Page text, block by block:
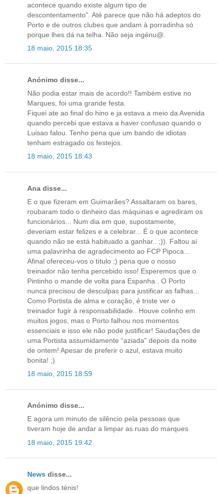
acontece quando existe algum tipo de
descontentamento". Até parece que não há adeptos do
Porto e de outros clubes que andam à porradinha só
porque lhes dá na telha. Não seja ingénu@.
18 maio, 2015 18:35
Anónimo disse...
Não podia estar mais de acordo!! Também estive no
Marques, foi uma grande festa.
Fiquei ate ao final do hino e ja estava a meio da Avenida
quando percebi que estava a haver confusao quando o
Luisao falou. Tenho pena que um bando de idiotas
tenham estragado os festejos.
18 maio, 2015 18:43
Ana disse...
E o que fizeram em Guimarães? Assaltaram os bares,
roubaram todo o dinheiro das máquinas e agrediram os
funcionários... Num dia em que, supostamente,
deveriam estar felizes e a celebrar... É o que acontece
quando não se está habituado a ganhar.. ;)). Faltou aí
uma palavrinha de agradecimento ao FCP Pipoca...
Afinal ofereceu-vos o título ;) pena que o nosso
treinador não tenha percebido isso! Esperemos que o
Pintinho o mande de volta para Espanha.. O Porto
nunca precisou de desculpas para justificar as falhas...
Como Portista de alma e coração, é triste ver o
treinador fugir à responsabilidade.. Houve colinho em
muitos jogos, mas o Porto falhou nos momentos
essenciais e isso ele não pode justificar! Saudações de
uma Portista assumidamente “aziada" depois da noite
de ontem! Apesar de preferir o azul, estava muito
bonita! ;)
18 maio, 2015 18:59
Anónimo disse...
E agora um minuto de silêncio pela pessoas que
tiveram hoje de andar a limpar as ruas do marques
18 maio, 2015 19:42
News disse...
que lindos ténis!